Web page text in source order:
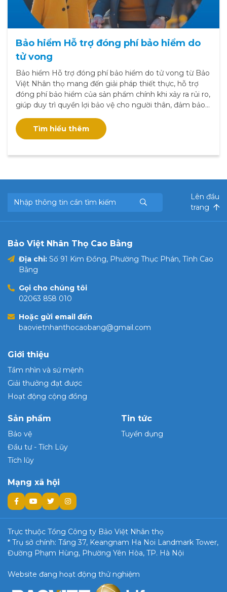
Bảo hiểm Hỗ trợ đóng phí bảo hiểm do
tử vong
Bảo hiểm Hỗ trợ đóng phí bảo hiểm do tử vong từ Bảo
Việt Nhân thọ mang đến giải pháp thiết thực, hỗ trợ
đóng phí bảo hiểm của sản phẩm chính khi xảy ra rủi ro,
giúp duy trì quyền lợi bảo vệ cho người thân, đảm bảo
Tìm hiểu thêm
Lên đầu
trang
Bảo Việt Nhân Thọ Cao Bằng
Địa chỉ: Số 91 Kim Đồng, Phường Thục Phán, Tỉnh Cao
Bằng
Gọi cho chúng tôi
02063 858 010
Hoặc gửi email đến
baovietnhanthocaobang@gmail.com
Giới thiệu
Tầm nhìn và sứ mệnh
Giải thưởng đạt được
Hoạt động cộng đồng
Sản phẩm
Bảo vệ
Đầu tư - Tích Lũy
Tích lũy
Mạng xã hội
Tin tức
Tuyển dụng
Trực thuộc Tổng Công ty Bảo Việt Nhân thọ
* Trụ sở chính: Tầng 37, Keangnam Ha Noi Landmark Tower,
Đường Phạm Hùng, Phường Yên Hòa, TP. Hà Nội
Website đang hoạt động thử nghiệm